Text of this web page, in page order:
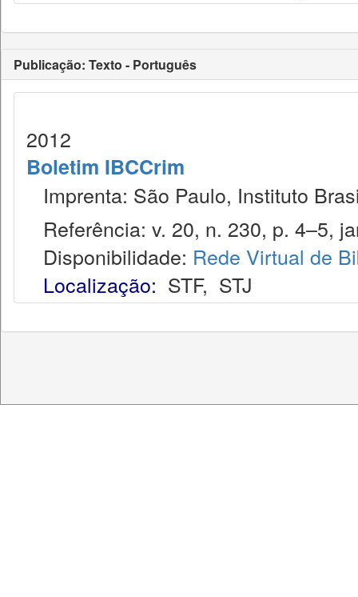
Publicação: Texto - Português
2012
Boletim IBCCrim
Imprenta: São Paulo, Instituto
Referência: v. 20, n. 230, p. 4–5,
Disponibilidade: Rede Virtual de
Localização: STF, STJ